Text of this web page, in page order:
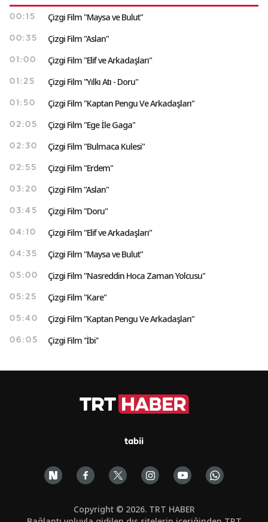
00:15 Çizgi Film "Maysa ve Bulut"
00:35 Çizgi Film "Aslan"
01:00 Çizgi Film "Elif ve Arkadaşları"
01:25 Çizgi Film "Yılkı Atı - Doru"
01:50 Çizgi Film "Kaptan Pengu Ve Arkadaşları"
02:05 Çizgi Film "Ege İle Gaga"
02:30 Çizgi Film "Bulmaca Kulesi"
02:55 Çizgi Film "Erdem"
03:20 Çizgi Film "Aslan"
03:45 Çizgi Film "Doru"
04:10 Çizgi Film "Elif ve Arkadaşları"
04:35 Çizgi Film "Maysa ve Bulut"
05:00 Çizgi Film "Nasreddin Hoca Zaman Yolcusu"
05:25 Çizgi Film "Kare"
05:40 Çizgi Film "Kaptan Pengu Ve Arkadaşları"
06:05 Çizgi Film ''İbi''
tabii
Copyright © 2026. TRT HABER